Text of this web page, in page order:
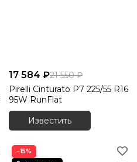
17 584 ₽21 550 ₽
Pirelli Cinturato P7 225/55 R16
95W RunFlat
Известить
−15%